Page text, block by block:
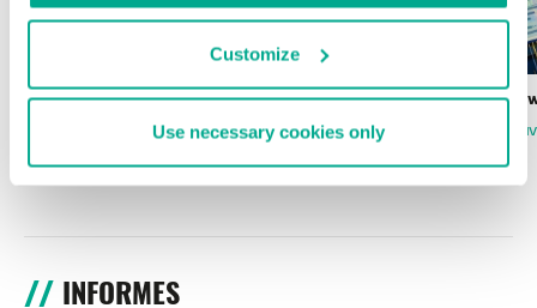
Customize
Use necessary cookies only
Wardriving en México: preparativos para
la Copa Mundial de Fútbol 2026
Estado del
FABIO ASSOLINI
MARC
INFORMES